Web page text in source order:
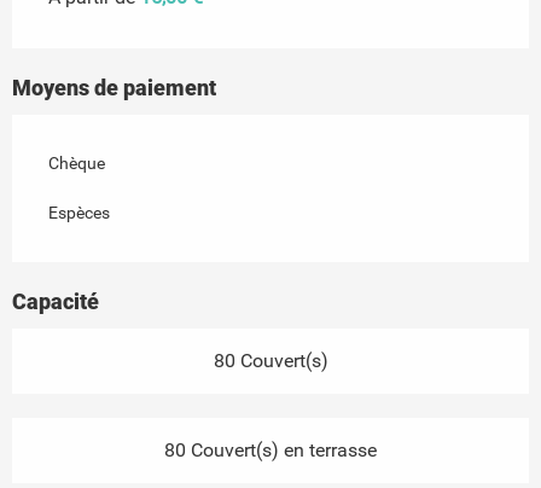
Moyens de paiement
Chèque
Espèces
Capacité
80 Couvert(s)
80 Couvert(s) en terrasse